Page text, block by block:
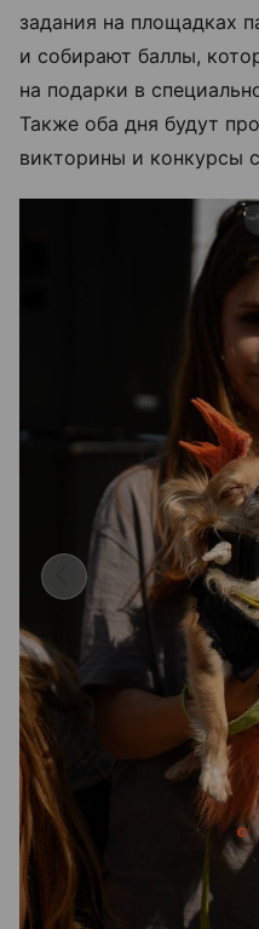
задания на площадках
и собирают баллы,
на подарки в
Также оба дня будут
викторины и конкурсы